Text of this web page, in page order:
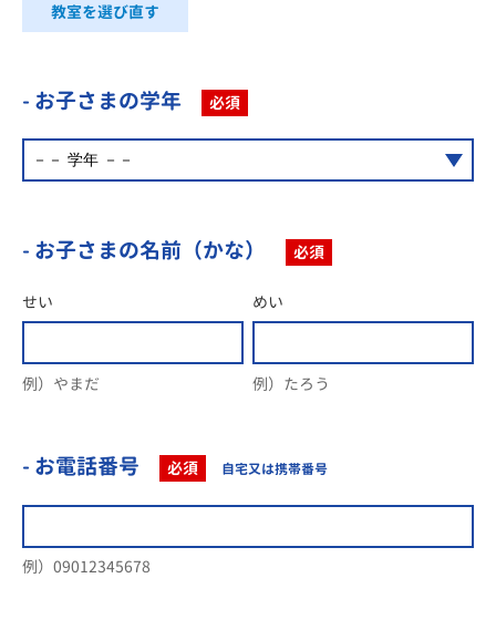
教室を選び直す
- お子さまの学年 必須
- お子さまの名前（かな） 必須
せい
例）やまだ
めい
例）たろう
- お電話番号 必須 自宅又は携帯番号
例）09012345678